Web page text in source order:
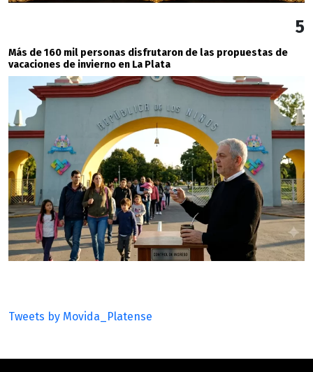
5
Más de 160 mil personas disfrutaron de las propuestas de
vacaciones de invierno en La Plata
Tweets by Movida_Platense